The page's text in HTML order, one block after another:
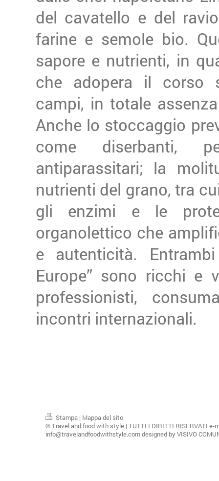
del cavatello e del
farine e semole bio.
sapore e nutrienti, in
che adopera il corso
campi, in totale
Anche lo stoccaggio
come diserbanti,
antiparassitari; la
nutrienti del grano, tra
gli enzimi e le
organolettico che
e autenticità.
Europe” sono ricchi e
professionisti,
incontri internazionali.
Stampa | Mappa del sito
© Travel and food with style | TUTTI I DIRITTI RISERVATI e-
info@travelandfoodwithstyle.com designed by VISIVO